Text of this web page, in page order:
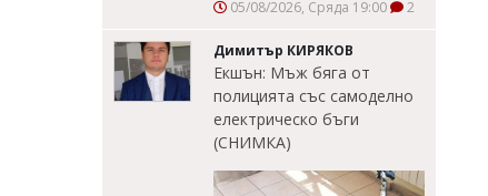
05/08/2026, Сряда 19:00 2
Димитър КИРЯКОВ
Екшън: Мъж бяга от
полицията със самоделно
електрическо бъги
(СНИМКА)